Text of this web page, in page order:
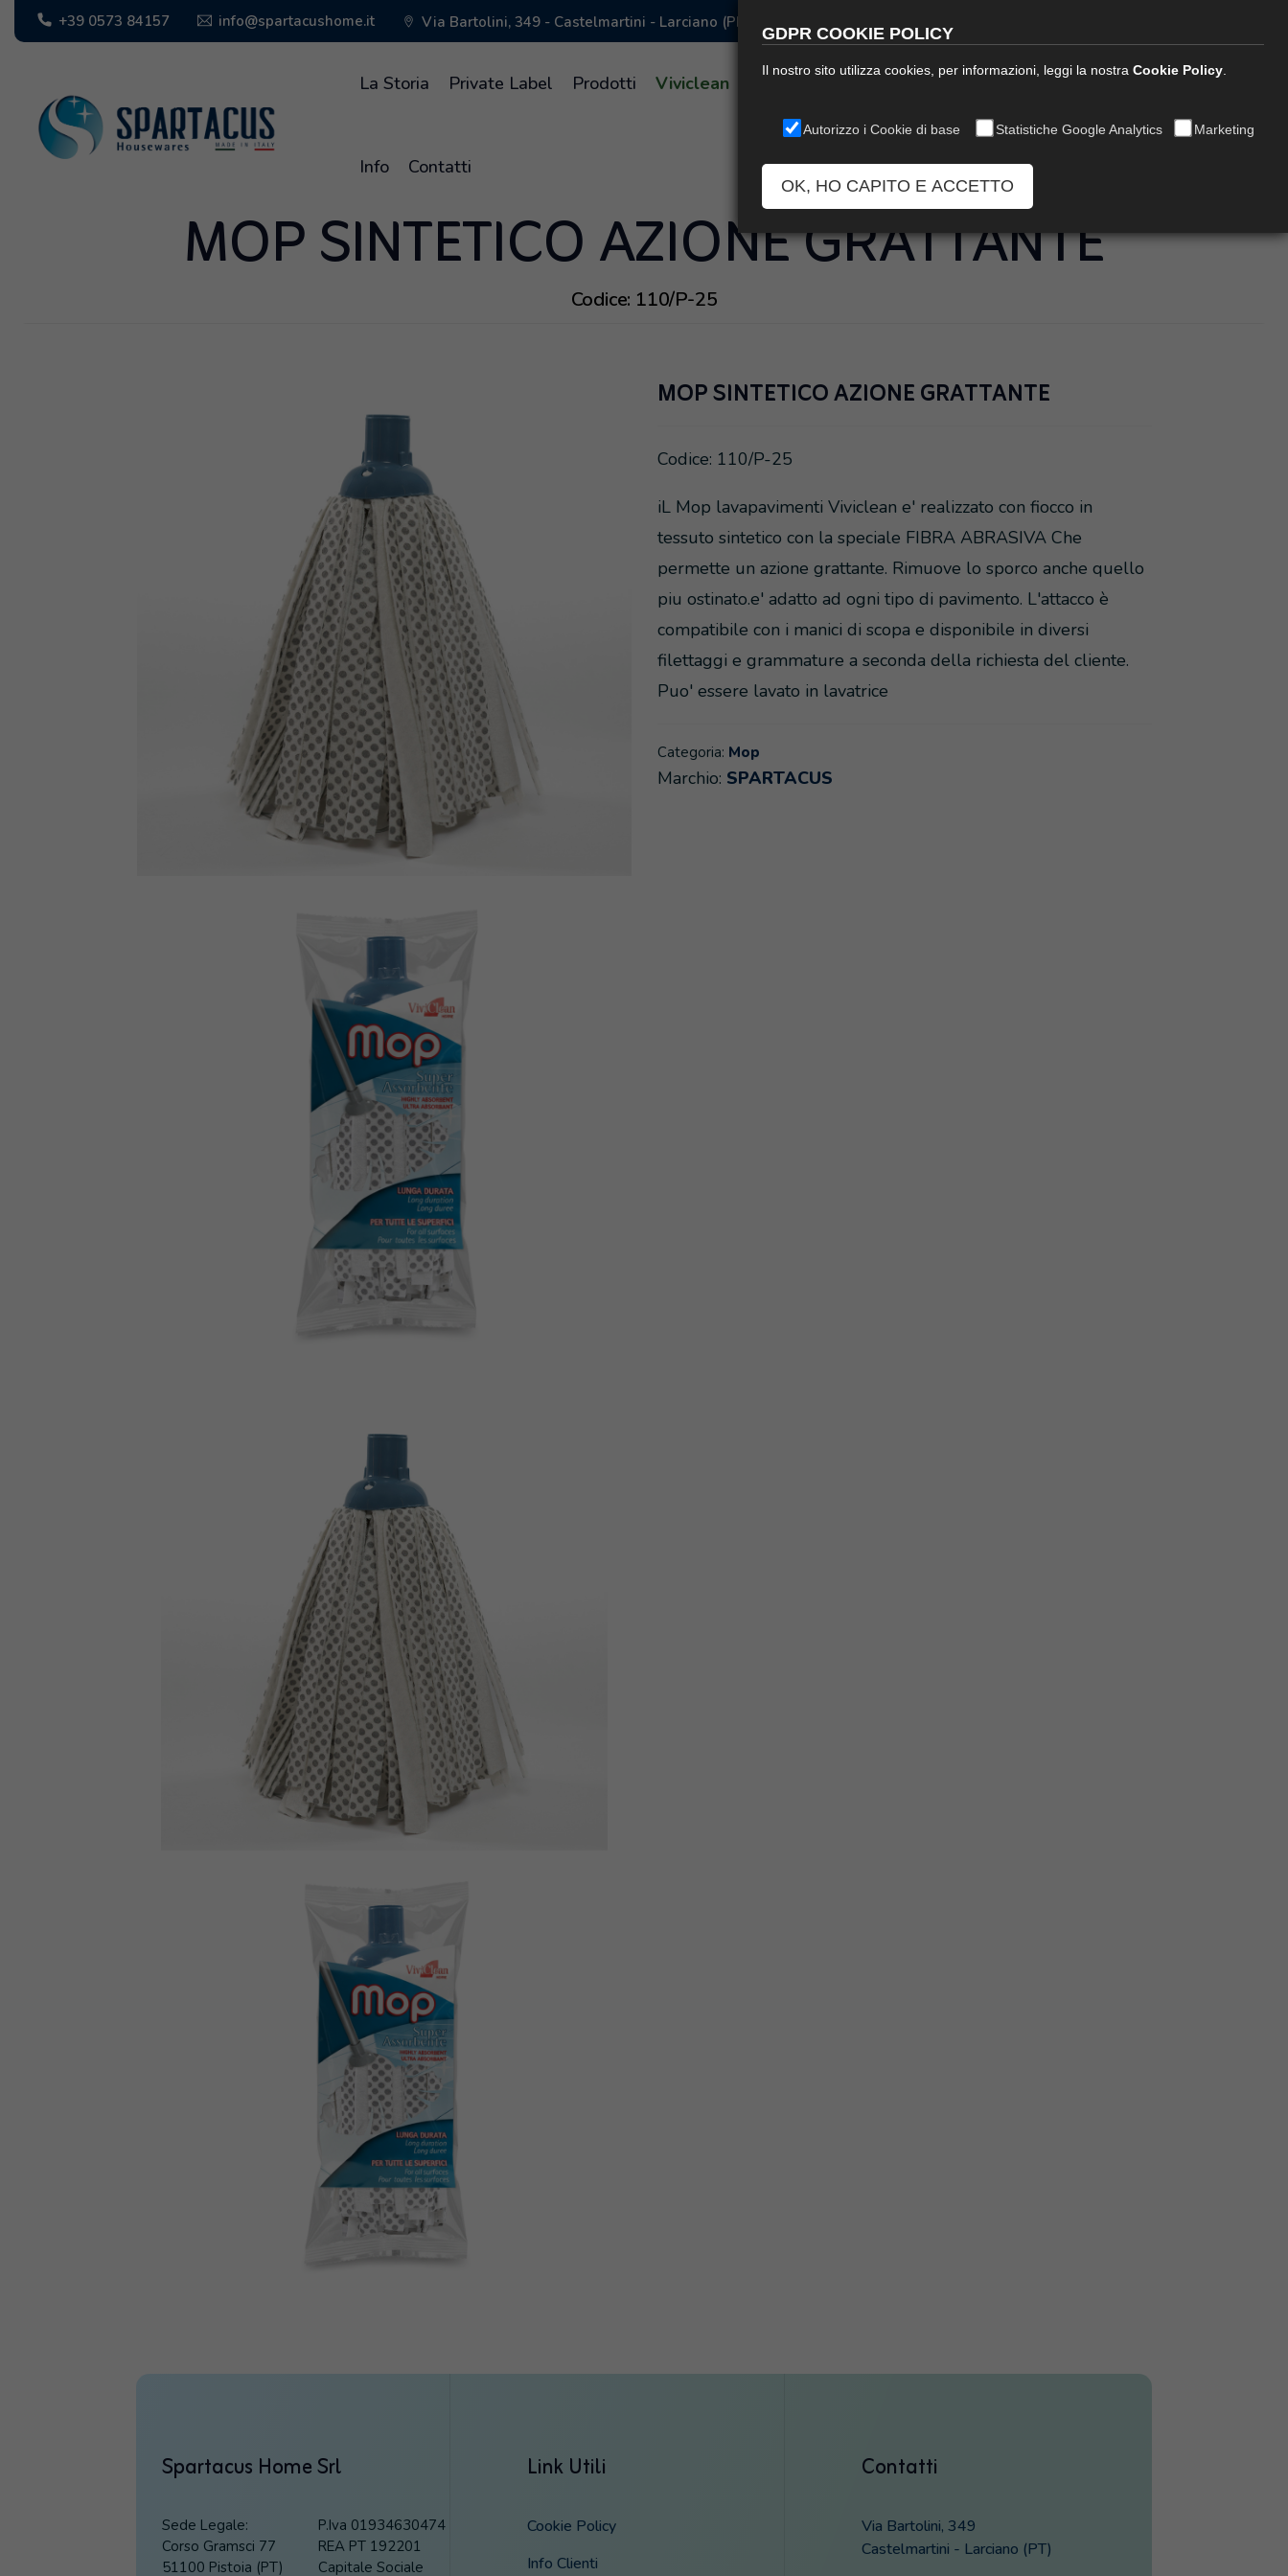
+39 0573 84157 info@spartacushome.it Via Bartolini, 349 - Castelmartini - Larciano (PISTOIA) Italy
La Storia Private Label Prodotti Viviclean Linea Decor
Info Contatti
Richiedi Info
MOP SINTETICO AZIONE GRATTANTE
Codice: 110/P-25
MOP SINTETICO AZIONE GRATTANTE
Codice: 110/P-25
iL Mop lavapavimenti Viviclean e' realizzato con fiocco in
tessuto sintetico con la speciale FIBRA ABRASIVA Che
permette un azione grattante. Rimuove lo sporco anche quello
piu ostinato.e' adatto ad ogni tipo di pavimento. L'attacco è
compatibile con i manici di scopa e disponibile in diversi
filettaggi e grammature a seconda della richiesta del cliente.
Puo' essere lavato in lavatrice
Categoria: Mop
Marchio: SPARTACUS
Spartacus Home Srl
Sede Legale:
Corso Gramsci 77
51100 Pistoia (PT)
P.Iva 01934630474
REA PT 192201
Capitale Sociale
Link Utili
Cookie Policy
Info Clienti
Contatti
Via Bartolini, 349
Castelmartini - Larciano (PT)
GDPR COOKIE POLICY
Il nostro sito utilizza cookies, per informazioni, leggi la nostra Cookie Policy
Autorizzo i Cookie di base Statistiche Google Analytics Marketing
OK, HO CAPITO E ACCETTO